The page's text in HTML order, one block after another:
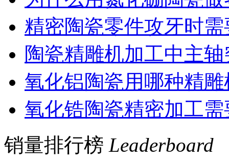
精密陶瓷零件攻牙时
陶瓷精雕机加工中主
氧化铝陶瓷用哪种精
氧化锆陶瓷精密加工
销量排行榜 Leaderboard